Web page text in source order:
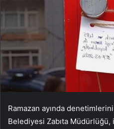
Ramazan ayında
Belediyesi Zabıta